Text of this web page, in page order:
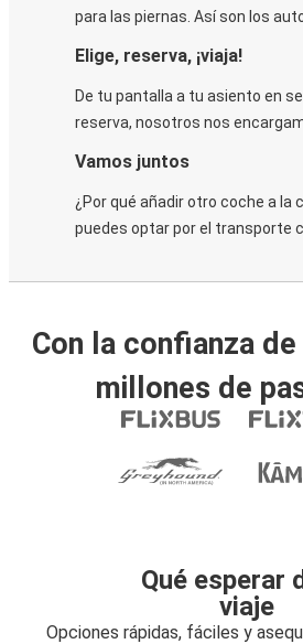
para las piernas. Así son los
Elige, reserva, ¡viaja!
De tu pantalla a tu asiento en
reserva, nosotros nos
Vamos juntos
¿Por qué añadir otro coche a la
puedes optar por el transporte
Con la confianza
millones de
Qué esperar
viaje
Opciones rápidas, fáciles y